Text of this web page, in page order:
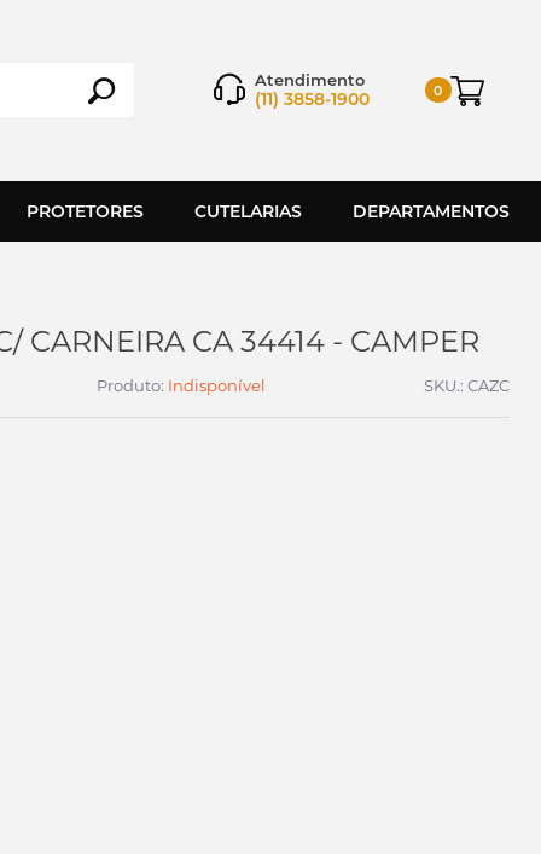
Atendimento
(11) 3858-1900 0
PROTETORES CUTELARIAS DEPARTAMENTOS
CARNEIRA CA 34414 - CAMPER
Produto: Indisponível SKU.: CAZC